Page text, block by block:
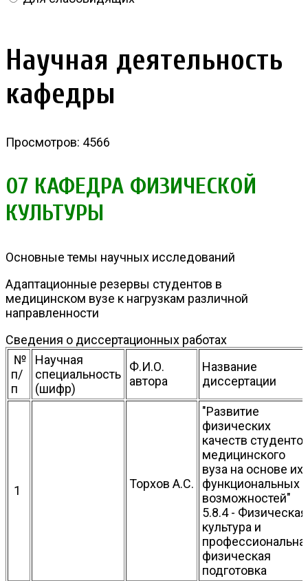
Научная деятельность
кафедры
Просмотров: 4566
07 КАФЕДРА ФИЗИЧЕСКОЙ
КУЛЬТУРЫ
Основные темы научных исследований
Адаптационные резервы студентов в
медицинском вузе к нагрузкам различной
направленности
Сведения о диссертационных работах
№
п/
п
Научная
специальность
(шифр)
Ф.И.О.
автора
Название
диссертации
1 Торхов А.С.
"Развитие
физических
качеств
медицинского
вуза на основе их
функциональных
возможностей"
5.8.4 - Физическая
культура и
физическая
подготовка